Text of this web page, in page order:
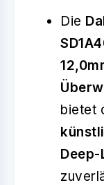
Die
bietet
Deep-